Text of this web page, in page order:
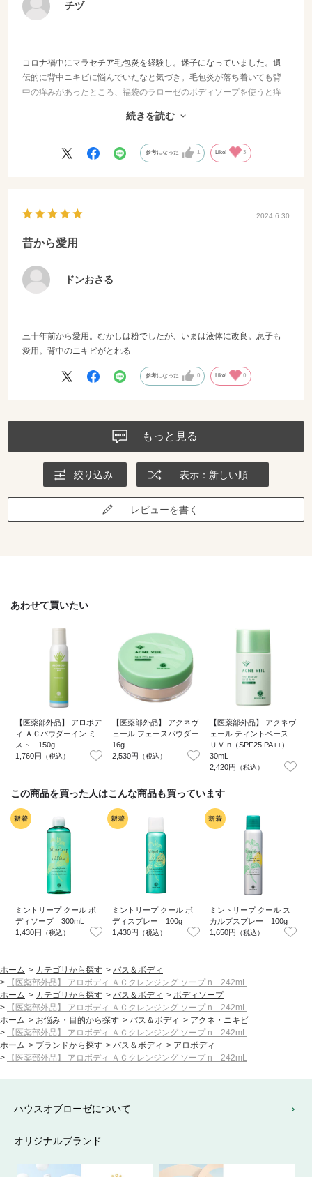
チヅ
コロナ禍中にマラセチア毛包炎を経験し。迷子になっていました。遺
伝的に背中ニキビに悩んでいたなと気づき。毛包炎が落ち着いても背
中の痒みがあったところ、福袋のラローゼのボディソープを使うと痒
使ってみるとサッパリした使い心地がとても良くリピート注文しまし
続きを読む
参考になった 1 Like! 3
2024.6.30
昔から愛用
ドンおさる
三十年前から愛用。むかしは粉でしたが、いまは液体に改良。息子も
愛用。背中のニキビがとれる
参考になった 0 Like! 0
もっと見る
絞り込み 表示：新しい順
レビューを書く
あわせて買いたい
【医薬部外品】 アロボデ
ィ ＡＣパウダーイン ミ
スト 150g
1,760円 （税込）
【医薬部外品】 アクネヴ
ェール フェースパウダー
16g
2,530円
（税込）
【医薬部外品】 アクネヴ
ェール ティントベース
ＵＶ n（SPF25 PA++）
30mL
2,420円 （税込）
この商品を買った人はこんな商品も買っています
ミントリープ クール ボ
ディソープ 300mL
1,430円 （税込）
ミントリープ クール ボ
ディスプレー 100g
1,430円
（税込）
ミントリープ クール ス
カルプスプレー 100g
1,650円 （税込）
ホーム > カテゴリから探す > バス＆ボディ
>
【医薬部外品】 アロボディ ＡＣクレンジング ソープ n 242mL
ホーム > カテゴリから探す > バス＆ボディ > ボディソープ
>
【医薬部外品】 アロボディ ＡＣクレンジング ソープ n 242mL
ホーム > お悩み・目的から探す > バス＆ボディ > アクネ・ニキビ
>
【医薬部外品】 アロボディ ＡＣクレンジング ソープ n 242mL
ホーム > ブランドから探す > バス＆ボディ > アロボディ
>
【医薬部外品】 アロボディ ＡＣクレンジング ソープ n 242mL
ハウスオブローゼについて
オリジナルブランド